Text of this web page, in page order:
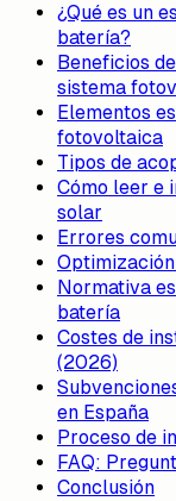
¿Qué es un
batería?
Beneficios
sistema
Elementos
fotovoltaica
Tipos de
Cómo leer e
solar
Errores
Normativa
batería
Costes de
(2026)
en España
Proceso de
FAQ:
Conclusión